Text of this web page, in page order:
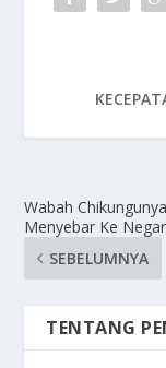
Wabah
Menyebar Ke
SEBELUMNYA
TENTANG